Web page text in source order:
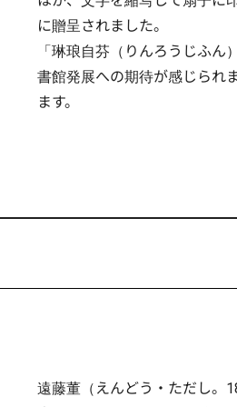
に贈呈されました。
「琳琅自芬（りんろうじふ
書館発展への期待が感じられ
ます。
遠藤董（えんどう・ただし。